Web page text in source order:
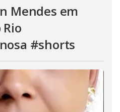
Mendes em
#shorts